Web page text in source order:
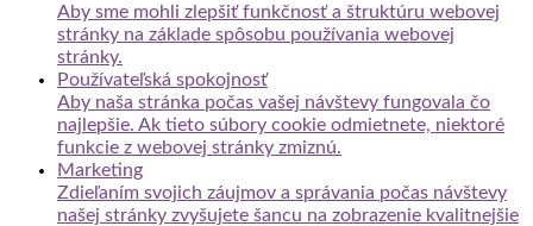
Aby sme mohli zlepšiť funkčnosť a štruktúru webovej
stránky na základe spôsobu používania webovej
stránky.
Používateľská spokojnosť
Aby naša stránka počas vašej návštevy fungovala čo
najlepšie. Ak tieto súbory cookie odmietnete, niektoré
funkcie z webovej stránky zmiznú.
Marketing
Zdieľaním svojich záujmov a správania počas návštevy
našej stránky zvyšujete šancu na zobrazenie kvalitnejšie